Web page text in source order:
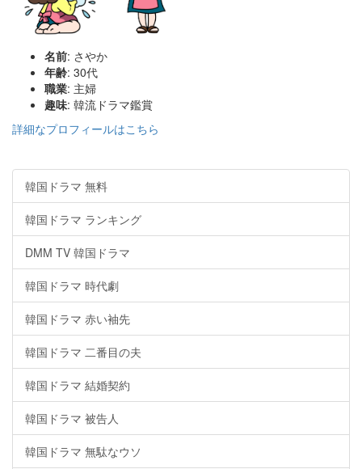
名前: さやか
年齢: 30代
職業: 主婦
趣味: 韓流ドラマ鑑賞
詳細なプロフィールはこちら
韓国ドラマ 無料
韓国ドラマ ランキング
DMM TV 韓国ドラマ
韓国ドラマ 時代劇
韓国ドラマ 赤い袖先
韓国ドラマ 二番目の夫
韓国ドラマ 結婚契約
韓国ドラマ 被告人
韓国ドラマ 無駄なウソ